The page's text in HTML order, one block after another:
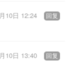
10日 12:24 回复
10日 13:40 回复